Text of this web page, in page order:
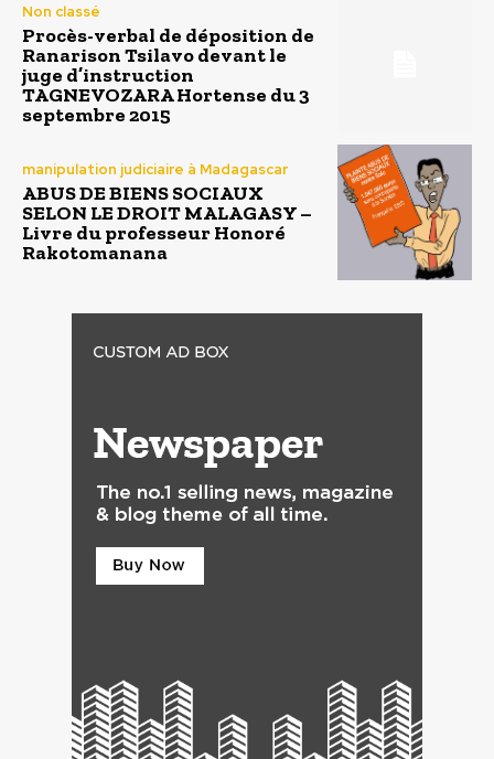
Non classé
Procès-verbal de déposition de
Ranarison Tsilavo devant le
juge d’instruction
TAGNEVOZARA Hortense du 3
septembre 2015
manipulation judiciaire à Madagascar
ABUS DE BIENS SOCIAUX
SELON LE DROIT MALAGASY –
Livre du professeur Honoré
Rakotomanana